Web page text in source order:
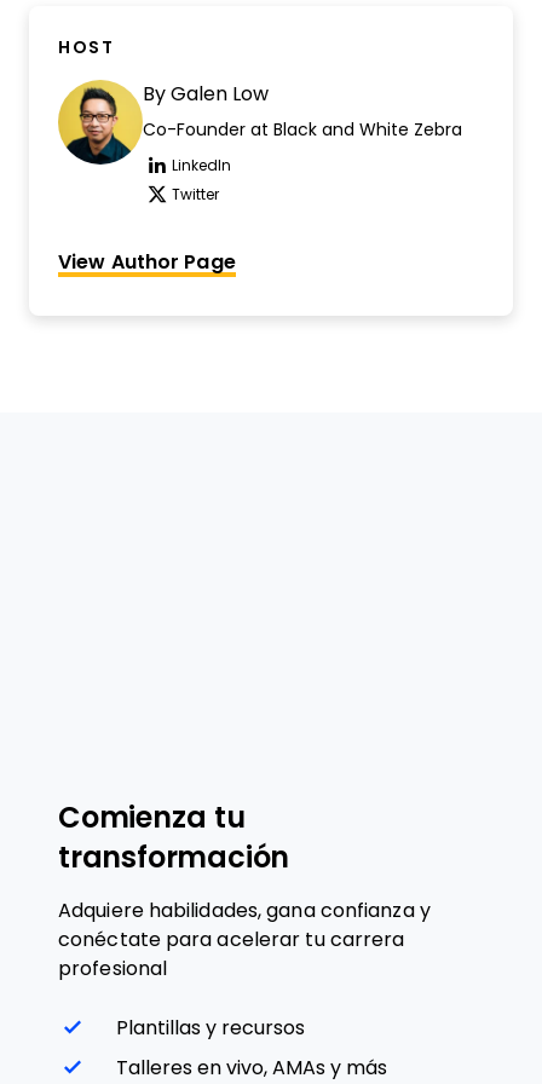
HOST
By Galen Low
Co-Founder at Black and White Zebra
LinkedIn
Opens new window
Twitter
Opens new window
View Author Page
Comienza tu
transformación
Adquiere habilidades, gana confianza y
conéctate para acelerar tu carrera
profesional
Plantillas y recursos
Talleres en vivo, AMAs y más